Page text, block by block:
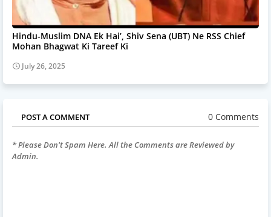
Hindu-Muslim DNA Ek Hai’, Shiv Sena (UBT) Ne RSS Chief
Mohan Bhagwat Ki Tareef Ki
July 26, 2025
POST A COMMENT 0 Comments
* Please Don't Spam Here. All the Comments are Reviewed by
Admin.